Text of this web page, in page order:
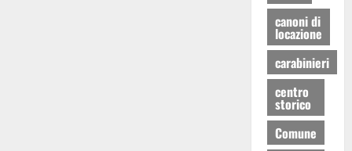
canoni di
locazione
carabinieri
centro
storico
Comune